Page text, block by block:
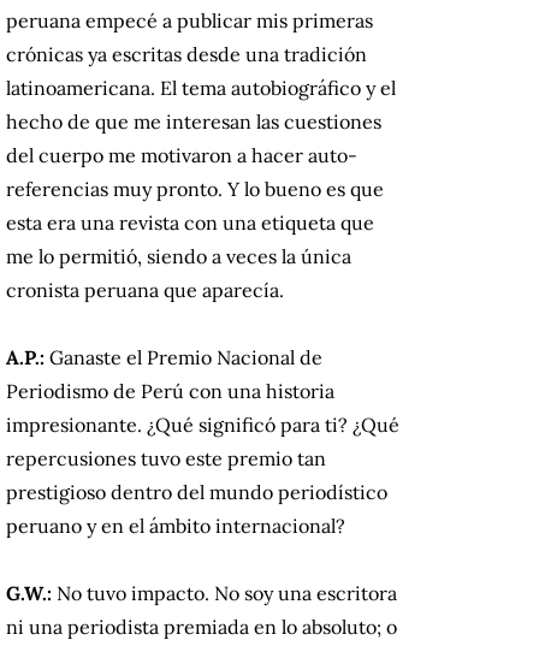
peruana empecé a publicar mis primeras
crónicas ya escritas desde una tradición
latinoamericana. El tema autobiográfico y el
hecho de que me interesan las cuestiones
del cuerpo me motivaron a hacer auto-
referencias muy pronto. Y lo bueno es que
esta era una revista con una etiqueta que
me lo permitió, siendo a veces la única
cronista peruana que aparecía.
A.P.: Ganaste el Premio Nacional de
Periodismo de Perú con una historia
impresionante. ¿Qué significó para ti? ¿Qué
repercusiones tuvo este premio tan
prestigioso dentro del mundo periodístico
peruano y en el ámbito internacional?
G.W.: No tuvo impacto. No soy una escritora
ni una periodista premiada en lo absoluto; o